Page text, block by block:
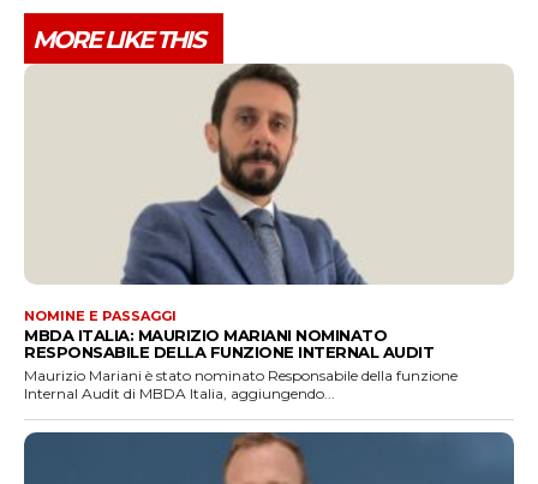
MORE LIKE THIS
NOMINE E PASSAGGI
MBDA ITALIA: MAURIZIO MARIANI NOMINATO
RESPONSABILE DELLA FUNZIONE INTERNAL AUDIT
Maurizio Mariani è stato nominato Responsabile della funzione
Internal Audit di MBDA Italia, aggiungendo...